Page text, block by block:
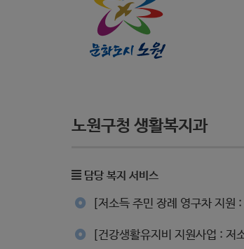
노원구청 생활복지과
담당 복지 서비스
[저소득 주민 장례 영구차 지원 :
[건강생활유지비 지원사업 : 저